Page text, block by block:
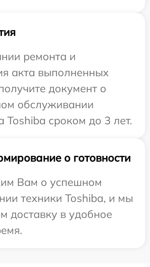
ремонта и
акта выполненных
документ о
обслуживании
Toshiba сроком до 3 лет.
о готовности
Вам о успешном
техники Toshiba, и мы
доставку в удобное